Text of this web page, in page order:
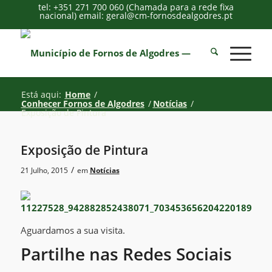
tel: +351 271 700 060 (Chamada para a rede fixa
nacional) email: geral@cm-fornosdealgodres.pt
Está aqui: Home /
Conhecer Fornos de Algodres / Notícias /
Exposição de Pintura
Exposição de Pintura
21 Julho, 2015 / em Notícias
Aguardamos a sua visita.
Partilhe nas Redes Sociais